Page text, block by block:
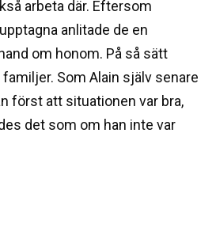
arbeta där. Eftersom
anlitade de en
om honom. På så sätt
Som Alain själv senare
först att situationen var bra,
det som om han inte var